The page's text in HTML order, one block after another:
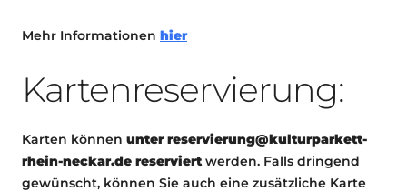
Mehr Informationen hier
Kartenreservierung:
Karten können unter reservierung@kulturparkett-
rhein-neckar.de reserviertwerden. Falls dringend
gewünscht, können Sie auch eine zusätzliche Karte